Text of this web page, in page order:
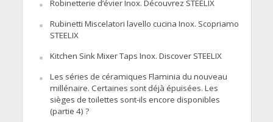
Robinetterie d’évier Inox. Découvrez STEELIX
Rubinetti Miscelatori lavello cucina Inox. Scopriamo
STEELIX
Kitchen Sink Mixer Taps Inox. Discover STEELIX
Les séries de céramiques Flaminia du nouveau
millénaire. Certaines sont déjà épuisées. Les
sièges de toilettes sont-ils encore disponibles
(partie 4) ?